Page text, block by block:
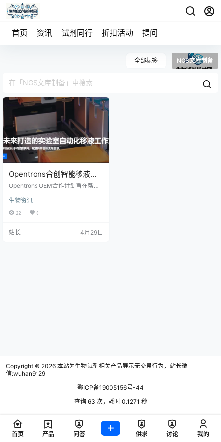
首页 资讯 试剂同行 折扣活动 提问
全部标签 NGS文库制备
Opentrons合创智能移液工
作站
Opentrons OEM合作计划旨在帮助
案，以满足其客户的需求。无论是
开发带有经过验证协议的品牌系
们的团队具备专业知识，能够帮助
生物资讯
22 0
站长 4月29日
Copyright © 2026 本站为生物试剂相关产品展示无交易行为，站长微
信:wuhan9129
鄂ICP备19005156号-44
查询 63 次，耗时 0.1271 秒
首页 产品 问答 供求 讨论 我的